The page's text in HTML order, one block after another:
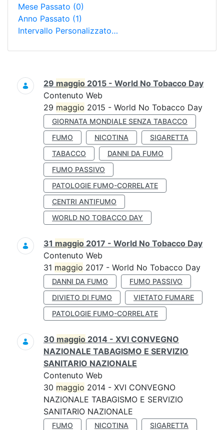
Mese Passato (0)
Anno Passato (1)
Intervallo Personalizzato…
Ricerca
29 maggio 2015 - World No Tobacco Day
Contenuto Web
29 maggio 2015 - World No Tobacco Day
GIORNATA MONDIALE SENZA TABACCO
FUMO
NICOTINA
SIGARETTA
TABACCO
DANNI DA FUMO
FUMO PASSIVO
PATOLOGIE FUMO-CORRELATE
CENTRI ANTIFUMO
WORLD NO TOBACCO DAY
31 maggio 2017 - World No Tobacco Day
Contenuto Web
31 maggio 2017 - World No Tobacco Day
DANNI DA FUMO
FUMO PASSIVO
DIVIETO DI FUMO
VIETATO FUMARE
PATOLOGIE FUMO-CORRELATE
30 maggio 2014 - XVI CONVEGNO
NAZIONALE TABAGISMO E SERVIZIO
SANITARIO NAZIONALE
Contenuto Web
30 maggio 2014 - XVI CONVEGNO
NAZIONALE TABAGISMO E SERVIZIO
SANITARIO NAZIONALE
FUMO NICOTINA
SIGARETTA